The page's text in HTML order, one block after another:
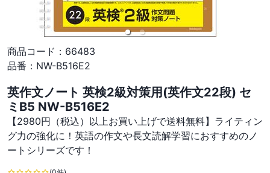
商品コード： 66483
品番： NW-B516E2
英作文ノート 英検2級対策用(英作文22段) セ
ミB5 NW-B516E2
【2980円（税込）以上お買い上げで送料無料】ライティン
グ力の強化に！英語の作文や長文読解学習におすすめのノ
ートシリーズです！